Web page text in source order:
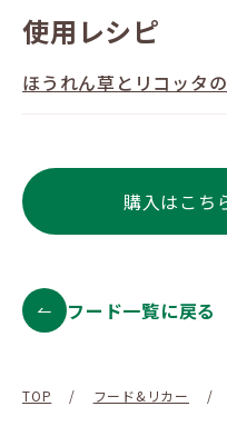
使用レシピ
ほうれん草とリコッタ
購入はこち
フード一覧に戻る
TOP / フード&リカー /